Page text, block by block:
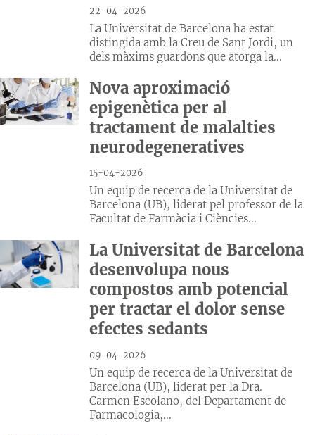
22-04-2026
La Universitat de Barcelona ha estat
distingida amb la Creu de Sant Jordi, un
dels màxims guardons que atorga la...
Nova aproximació
epigenètica per al
tractament de malalties
neurodegeneratives
15-04-2026
Un equip de recerca de la Universitat de
Barcelona (UB), liderat pel professor de la
Facultat de Farmàcia i Ciències...
La Universitat de Barcelona
desenvolupa nous
compostos amb potencial
per tractar el dolor sense
efectes sedants
09-04-2026
Un equip de recerca de la Universitat de
Barcelona (UB), liderat per la Dra.
Carmen Escolano, del Departament de
Farmacologia,...